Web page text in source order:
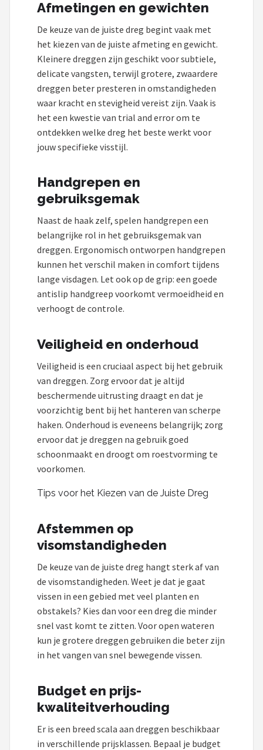
Afmetingen en gewichten
De keuze van de juiste dreg begint vaak met
het kiezen van de juiste afmeting en gewicht.
Kleinere dreggen zijn geschikt voor subtiele,
delicate vangsten, terwijl grotere, zwaardere
dreggen beter presteren in omstandigheden
waar kracht en stevigheid vereist zijn. Vaak is
het een kwestie van trial and error om te
ontdekken welke dreg het beste werkt voor
jouw specifieke visstijl.
Handgrepen en
gebruiksgemak
Naast de haak zelf, spelen handgrepen een
belangrijke rol in het gebruiksgemak van
dreggen. Ergonomisch ontworpen handgrepen
kunnen het verschil maken in comfort tijdens
lange visdagen. Let ook op de grip: een goede
antislip handgreep voorkomt vermoeidheid en
verhoogt de controle.
Veiligheid en onderhoud
Veiligheid is een cruciaal aspect bij het gebruik
van dreggen. Zorg ervoor dat je altijd
beschermende uitrusting draagt en dat je
voorzichtig bent bij het hanteren van scherpe
haken. Onderhoud is eveneens belangrijk; zorg
ervoor dat je dreggen na gebruik goed
schoonmaakt en droogt om roestvorming te
voorkomen.
Tips voor het Kiezen van de Juiste Dreg
Afstemmen op
visomstandigheden
De keuze van de juiste dreg hangt sterk af van
de visomstandigheden. Weet je dat je gaat
vissen in een gebied met veel planten en
obstakels? Kies dan voor een dreg die minder
snel vast komt te zitten. Voor open wateren
kun je grotere dreggen gebruiken die beter zijn
in het vangen van snel bewegende vissen.
Budget en prijs-
kwaliteitverhouding
Er is een breed scala aan dreggen beschikbaar
in verschillende prijsklassen. Bepaal je budget